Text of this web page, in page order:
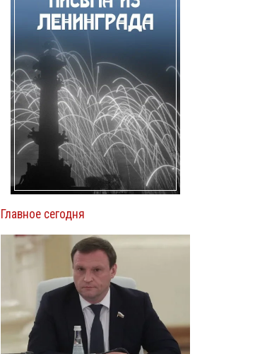
Главное сегодня